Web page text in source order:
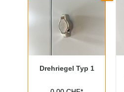
Drehriegel Typ 1